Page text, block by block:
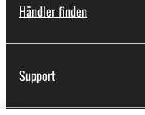
Händler finden
Support